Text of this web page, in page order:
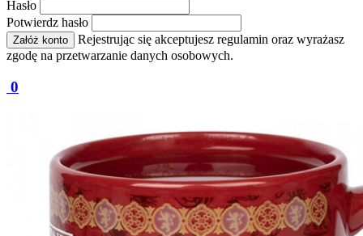
Hasło
Potwierdz hasło
Załóż konto
Rejestrując się akceptujesz regulamin oraz wyrażasz
zgodę na przetwarzanie danych osobowych.
0